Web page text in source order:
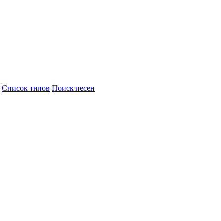
Cписок типов Поиск песен